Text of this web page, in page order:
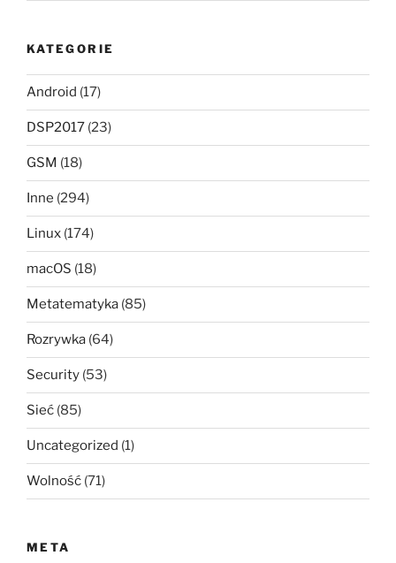
KATEGORIE
Android (17)
DSP2017 (23)
GSM (18)
Inne (294)
Linux (174)
macOS (18)
Metatematyka (85)
Rozrywka (64)
Security (53)
Sieć (85)
Uncategorized (1)
Wolność (71)
META